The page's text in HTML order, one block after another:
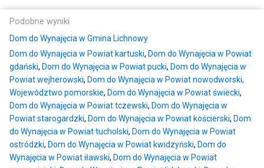
Podobne wyniki
Dom do Wynajęcia w Gmina Lichnowy
Dom do Wynajęcia w Powiat kartuski, Dom do Wynajęcia w Powiat
gdański, Dom do Wynajęcia w Powiat pucki, Dom do Wynajęcia w
Powiat wejherowski, Dom do Wynajęcia w Powiat nowodworski,
Województwo pomorskie, Dom do Wynajęcia w Powiat świecki,
Dom do Wynajęcia w Powiat tczewski, Dom do Wynajęcia w
Powiat starogardzki, Dom do Wynajęcia w Powiat kościerski, Dom
do Wynajęcia w Powiat tucholski, Dom do Wynajęcia w Powiat
ostródzki, Dom do Wynajęcia w Powiat kwidzyński, Dom do
Wynajęcia w Powiat iławski, Dom do Wynajęcia w Powiat